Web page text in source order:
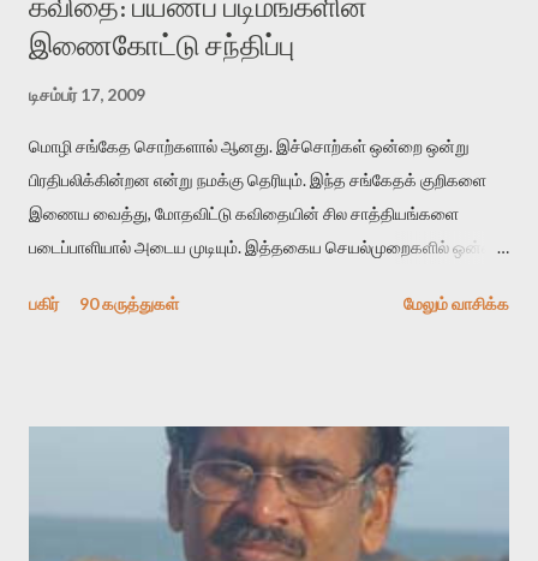
இணைகோட்டு சந்திப்பு
டிசம்பர் 17, 2009
மொழி சங்கேத சொற்களால் ஆனது. இச்சொற்கள் ஒன்றை ஒன்று
பிரதிபலிக்கின்றன என்று நமக்கு தெரியும். இந்த சங்கேதக் குறிகளை
இணைய வைத்து, மோதவிட்டு கவிதையின் சில சாத்தியங்களை
படைப்பாளியால் அடைய முடியும். இத்தகைய செயல்முறைகளில் ஒன்றை
காலத்தில் ஜாலவித்தைக்காரர்கள் வந்து போன பின் அவர்களின்
அதிகமாக்கும். கொல்லாது. ஒரு கனவை மீட்டெடுப்பதன் நோக்கம்
என்னவாக இருக்கும்? கவிதையின் அரூப இயக்கத்தை பொதுவயமாக
வடிக்க முயல்வதும் அதற்கே. கோயில் கருவறையின்
மென்வெளிச்சத்தில் நுண்பேசியின் படக்கருவியை இயக்கி சாத்தி
பகிர் 90 கருத்துகள் மேலும் வாசிக்க